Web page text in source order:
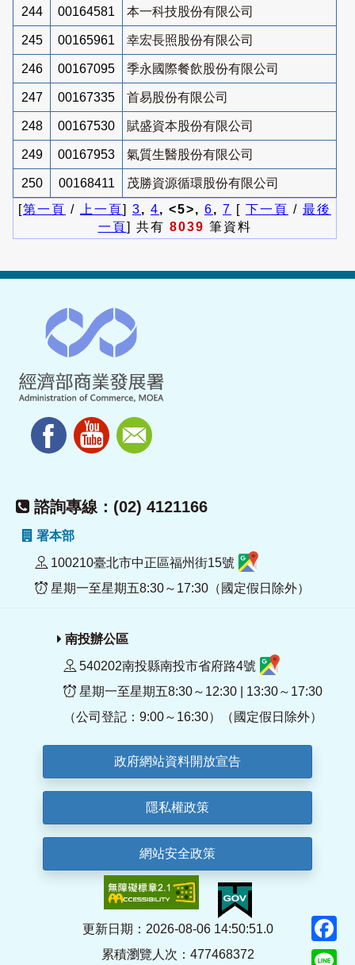
244 00164581 本一科技股份有限公司
245 00165961 幸宏長照股份有限公司
246 00167095 季永國際餐飲股份有限公司
247 00167335 首易股份有限公司
248 00167530 賦盛資本股份有限公司
249 00167953 氣質生醫股份有限公司
250 00168411
茂勝資源循環股份有限公司
[第一頁 / 上一頁] 3, 4, <5>, 6, 7 [ 下一頁 / 最後
一頁] 共有 8039 筆資料
諮詢專線：(02) 4121166
署本部
100210臺北市中正區福州街15號
星期一至星期五8:30～17:30（國定假日除外）
南投辦公區
540202南投縣南投市省府路4號
星期一至星期五8:30～12:30 | 13:30～17:30
（公司登記：9:00～16:30）（國定假日除外）
政府網站資料開放宣告
隱私權政策
網站安全政策
更新日期：2026-08-06 14:50:51.0
累積瀏覽人次：477468372